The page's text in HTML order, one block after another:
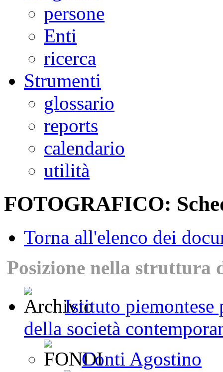
persone
Enti
ricerca
Strumenti
glossario
reports
calendario
utilità
FOTOGRAFICO:
Torna all'elenco dei
Posizione nella struttura
Istituto piemontese
della società
Conti Agostino